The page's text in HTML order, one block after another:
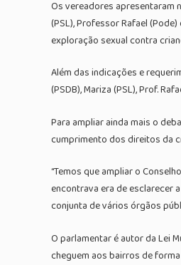
Os vereadores apresentaram
(PSL), Professor Rafael
exploração sexual contra
Além das indicações e
(PSDB), Mariza (PSL), Prof.
Para ampliar ainda mais o
cumprimento dos direitos da
“Temos que ampliar o
encontrava era de esclarecer
conjunta de vários órgãos
O parlamentar é autor da Lei
cheguem aos bairros de